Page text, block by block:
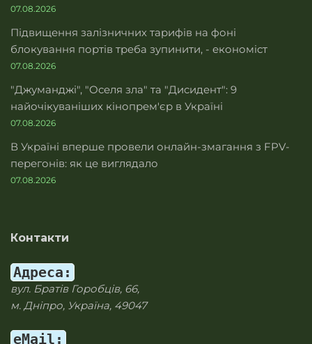
07.08.2026
Підвищення залізничних тарифів на фоні
блокування портів треба зупинити, - економіст
07.08.2026
"Джуманджі", "Оселя зла" та "Дисидент": 9
найочікуваніших кінопрем'єр в Україні
07.08.2026
В Україні вперше провели онлайн-змагання з FPV-
перегонів: як це виглядало
07.08.2026
Контакти
Адреса:
вул. Братів Горобців, 66,
м. Дніпро, Україна, 49047
eMail: